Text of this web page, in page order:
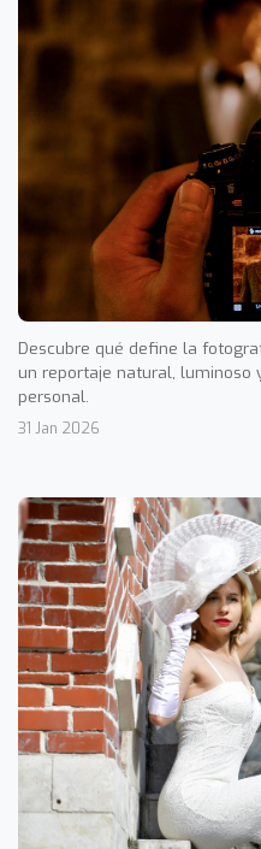
Descubre qué define la
un reportaje natural, luminoso
personal.
31 Jan 2026